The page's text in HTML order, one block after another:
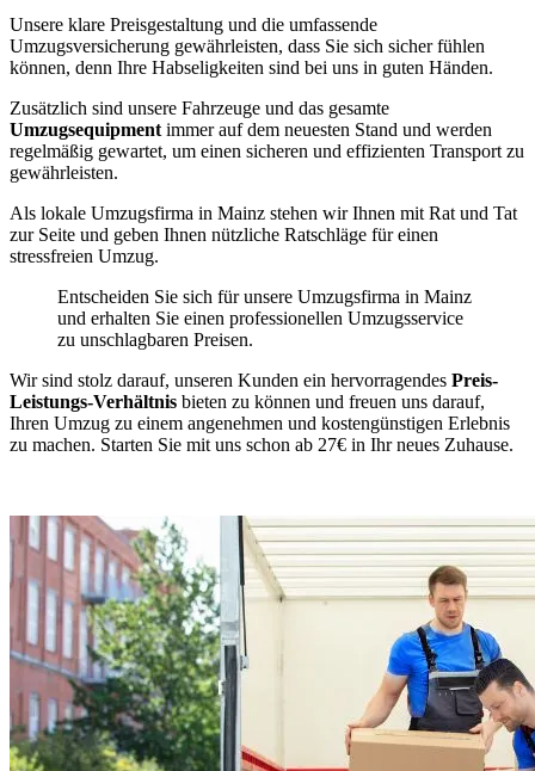
Unsere klare Preisgestaltung und die umfassende
Umzugsversicherung gewährleisten, dass Sie sich sicher fühlen
können, denn Ihre Habseligkeiten sind bei uns in guten Händen.
Zusätzlich sind unsere Fahrzeuge und das gesamte
Umzugsequipment immer auf dem neuesten Stand und werden
regelmäßig gewartet, um einen sicheren und effizienten Transport zu
gewährleisten.
Als lokale Umzugsfirma in Mainz stehen wir Ihnen mit Rat und Tat
zur Seite und geben Ihnen nützliche Ratschläge für einen
stressfreien Umzug.
Entscheiden Sie sich für unsere Umzugsfirma in Mainz
und erhalten Sie einen professionellen Umzugsservice
zu unschlagbaren Preisen.
Wir sind stolz darauf, unseren Kunden ein hervorragendes Preis-
Leistungs-Verhältnis bieten zu können und freuen uns darauf,
Ihren Umzug zu einem angenehmen und kostengünstigen Erlebnis
zu machen. Starten Sie mit uns schon ab 27€ in Ihr neues Zuhause.